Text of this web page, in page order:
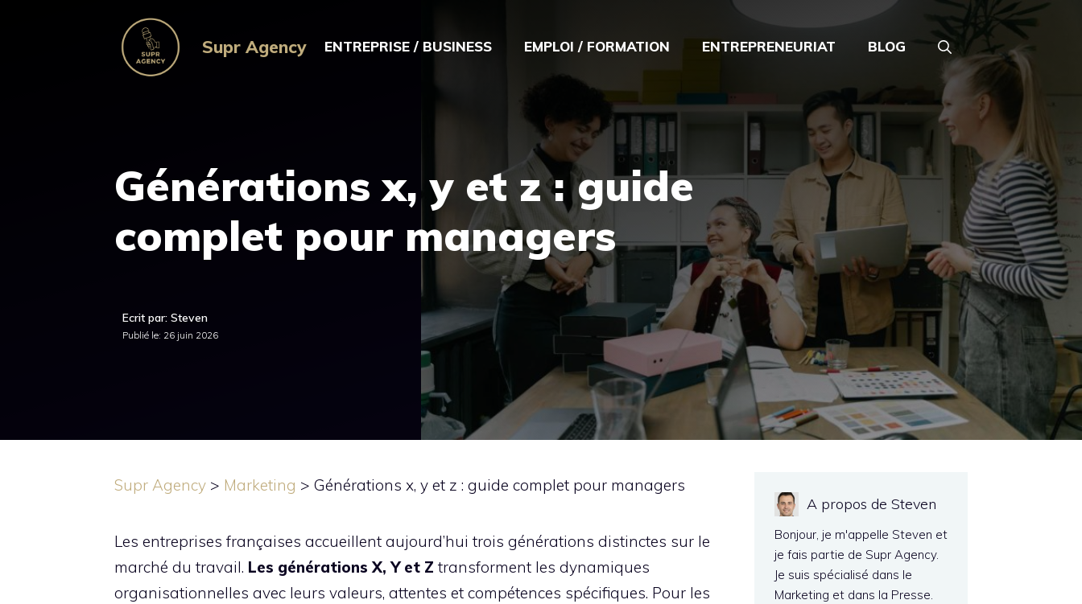
Supr Agency ENTREPRISE / BUSINESS EMPLOI / FORMATION ENTREPRENEURIAT BLOG
Générations x, y et z : guide
complet pour managers
Ecrit par: Steven
Publié le: 26 juin 2026
Supr Agency > Marketing > Générations x, y et z : guide complet pour managers
Les entreprises françaises accueillent aujourd’hui trois générations distinctes sur le
marché du travail. Les générations X, Y et Z transforment les dynamiques
organisationnelles avec leurs valeurs, attentes et compétences spécifiques. Pour les
A propos de Steven
Bonjour, je m'appelle Steven et
je fais partie de Supr Agency.
Je suis spécialisé dans le
Marketing et dans la Presse.